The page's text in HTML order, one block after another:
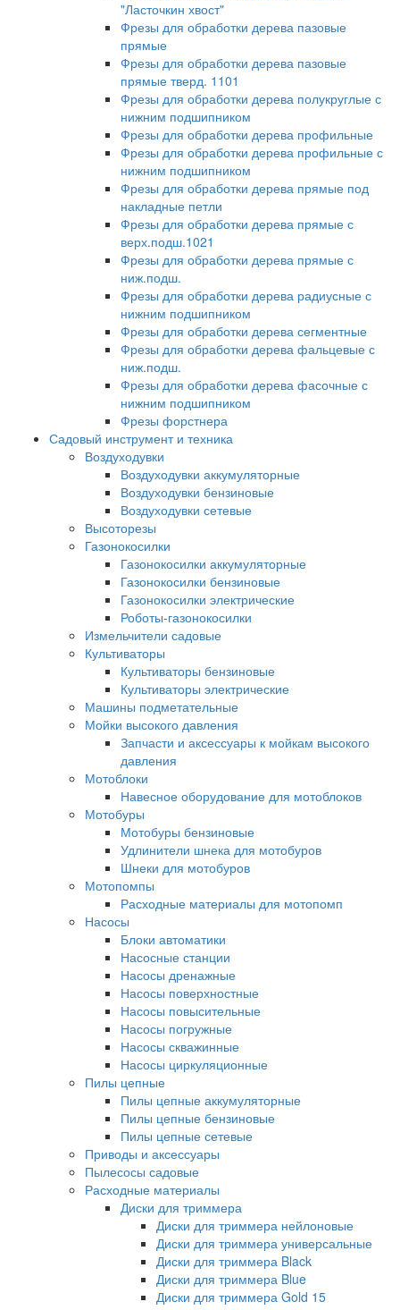
"Ласточкин хвост"
Фрезы для обработки дерева пазовые
прямые
Фрезы для обработки дерева пазовые
прямые тверд. 1101
Фрезы для обработки дерева полукруглые с
нижним подшипником
Фрезы для обработки дерева профильные
Фрезы для обработки дерева профильные с
нижним подшипником
Фрезы для обработки дерева прямые под
накладные петли
Фрезы для обработки дерева прямые с
верх.подш.1021
Фрезы для обработки дерева прямые с
ниж.подш.
Фрезы для обработки дерева радиусные с
нижним подшипником
Фрезы для обработки дерева сегментные
Фрезы для обработки дерева фальцевые с
ниж.подш.
Фрезы для обработки дерева фасочные с
нижним подшипником
Фрезы форстнера
Садовый инструмент и техника
Воздуходувки
Воздуходувки аккумуляторные
Воздуходувки бензиновые
Воздуходувки сетевые
Высоторезы
Газонокосилки
Газонокосилки аккумуляторные
Газонокосилки бензиновые
Газонокосилки электрические
Роботы-газонокосилки
Измельчители садовые
Культиваторы
Культиваторы бензиновые
Культиваторы электрические
Машины подметательные
Мойки высокого давления
Запчасти и аксессуары к мойкам высокого
давления
Мотоблоки
Навесное оборудование для мотоблоков
Мотобуры
Мотобуры бензиновые
Удлинители шнека для мотобуров
Шнеки для мотобуров
Мотопомпы
Расходные материалы для мотопомп
Насосы
Блоки автоматики
Насосные станции
Насосы дренажные
Насосы поверхностные
Насосы повысительные
Насосы погружные
Насосы скважинные
Насосы циркуляционные
Пилы цепные
Пилы цепные аккумуляторные
Пилы цепные бензиновые
Пилы цепные сетевые
Приводы и аксессуары
Пылесосы садовые
Расходные материалы
Диски для триммера
Диски для триммера нейлоновые
Диски для триммера универсальные
Диски для триммера Black
Диски для триммера Blue
Диски для триммера Gold 15